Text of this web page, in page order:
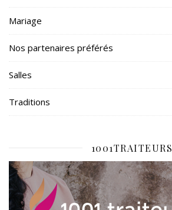
Mariage
Nos partenaires préférés
Salles
Traditions
1001TRAITEURS